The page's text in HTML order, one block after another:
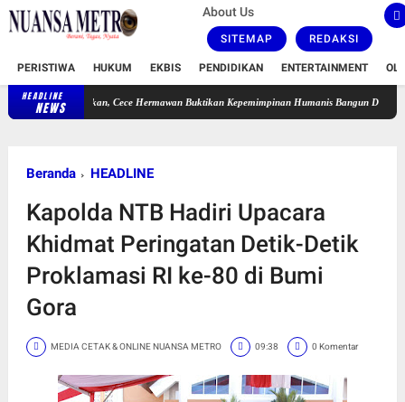
About Us
SITEMAP REDAKSI
PERISTIWA HUKUM EKBIS PENDIDIKAN ENTERTAINMENT
HEADLINE
NEWSCece Hermawan Buktikan Kepemimpinan Humanis Bangun Desa Curug
Beranda HEADLINE
Kapolda NTB Hadiri Upacara
Khidmat Peringatan Detik-Detik
Proklamasi RI ke-80 di Bumi
Gora
MEDIA CETAK & ONLINE NUANSA METRO 09:38 0 Komentar